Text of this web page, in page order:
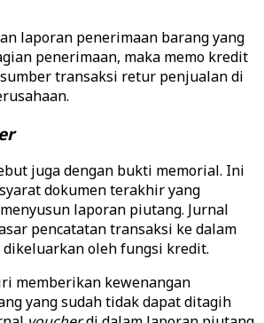
laporan penerimaan barang yang
penerimaan, maka memo kredit
transaksi retur penjualan di
juga dengan bukti memorial. Ini
dokumen terakhir yang
laporan piutang. Jurnal
pencatatan transaksi ke dalam
oleh fungsi kredit.
memberikan kewenangan
yang sudah tidak dapat ditagih